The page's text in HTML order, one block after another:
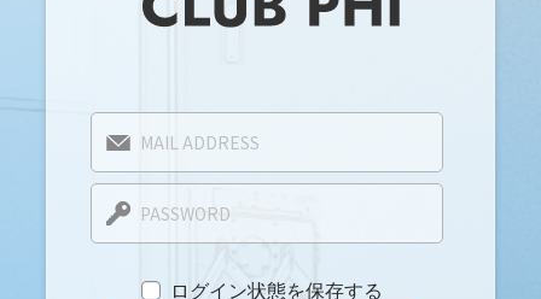
ログイン状態を保存する